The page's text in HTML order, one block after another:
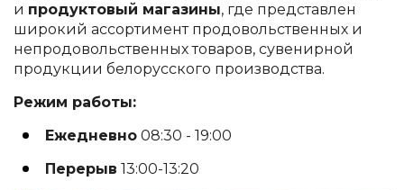
и продуктовый магазины, где представлен
широкий ассортимент продовольственных и
непродовольственных товаров, сувенирной
продукции белорусского производства.
Режим работы:
Ежедневно 08:30 - 19:00
Перерыв 13:00-13:20